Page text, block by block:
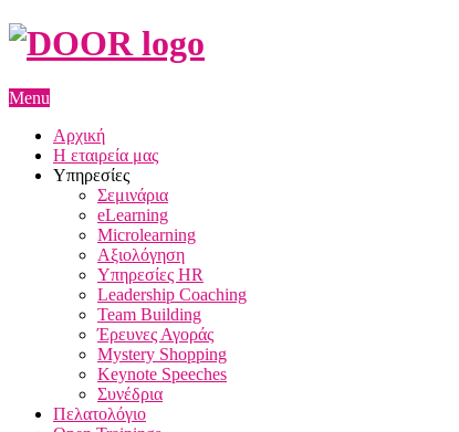
Menu
Αρχική
Η εταιρεία μας
Υπηρεσίες
Σεμινάρια
eLearning
Microlearning
Αξιολόγηση
Υπηρεσίες HR
Leadership Coaching
Team Building
Έρευνες Αγοράς
Mystery Shopping
Keynote Speeches
Συνέδρια
Πελατολόγιο